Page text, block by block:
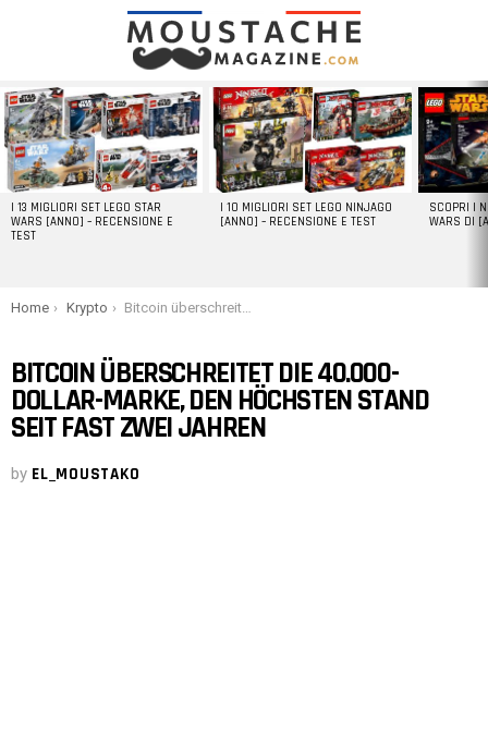
LATEST
STORIES
I 13 MIGLIORI SET LEGO STAR
WARS [ANNO] – RECENSIONE E
TEST
I 10 MIGLIORI SET LEGO NINJAGO
[ANNO] – RECENSIONE E TEST
SCOPRI I
WARS DI
You are here:
Home Krypto Bitcoin überschreitet die 40.000-Dollar-Marke, den höchsten Stand seit fast zwei Jahren
BITCOIN ÜBERSCHREITET DIE 40.000-
DOLLAR-MARKE, DEN HÖCHSTEN STAND
SEIT FAST ZWEI JAHREN
by EL_MOUSTAKO